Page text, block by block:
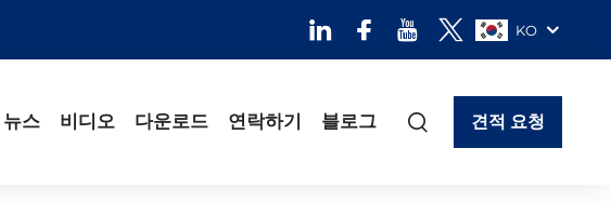
KO
뉴스 비디오 다운로드 연락하기 블로그 견적 요청